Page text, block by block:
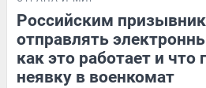
Российским
отправлять
как это работает и что
неявку в военкомат